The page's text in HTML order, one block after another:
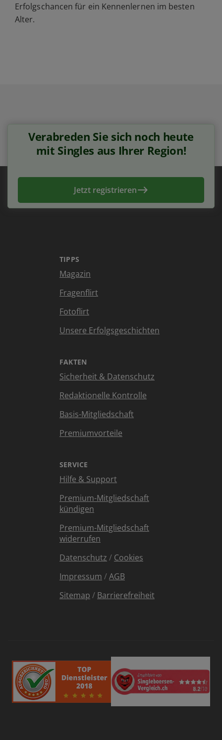
Erfolgschancen für ein Kennenlernen im besten
Alter.
Verabreden Sie sich noch heute
mit Singles aus Ihrer Region!
Jetzt registrieren
TIPPS
Magazin
Fragenflirt
Fotoflirt
Unsere Erfolgsgeschichten
FAKTEN
Sicherheit & Datenschutz
Redaktionelle Kontrolle
Basis-Mitgliedschaft
Premiumvorteile
SERVICE
Hilfe & Support
Premium-Mitgliedschaft
kündigen
Premium-Mitgliedschaft
widerrufen
Datenschutz / Cookies
Impressum /AGB
Sitemap / Barrierefreiheit